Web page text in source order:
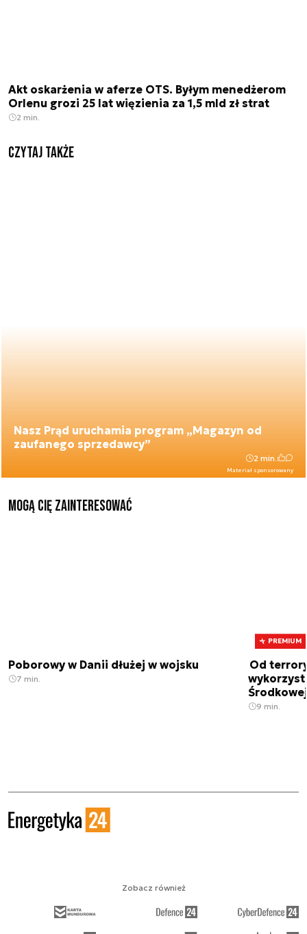
Akt oskarżenia w aferze OTS. Byłym menedżerom
Orlenu grozi 25 lat więzienia za 1,5 mld zł strat
2 min.
Czytaj także
Nasz Prąd uruchamia program „Magazyn od
zaufanego sprzedawcy”
Materiał sponsorowany
2 min.
Mogą Cię zainteresować
Poborowy w Danii dłużej w wojsku
7 min.
PREMIUM
Od
Środkowej
9 min.
Zobacz również